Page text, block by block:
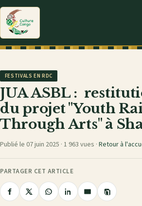
FESTIVALS EN RDC
JUA ASBL :
du projet "Youth
Through Arts" à
Publié le 07 juin 2025 · 1 963 vues · Retour à
PARTAGER CET ARTICLE
PartagerPartagerPartagerPartagerPartager
Copier
le